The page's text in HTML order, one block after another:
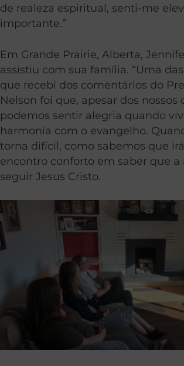
de realeza espiritual, senti-me
importante.”
Em Grande Prairie, Alberta,
assistiu com sua família. “Uma
que recebi dos comentários do
Nelson foi que, apesar dos nossos
podemos sentir alegria quando
harmonia com o evangelho.
torna difícil, como sabemos que
encontro conforto em saber que a
seguir Jesus Cristo.